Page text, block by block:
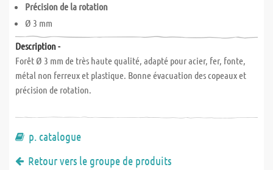
Précision de la rotation
Ø 3 mm
Description -
Forêt Ø 3 mm de très haute qualité, adapté pour acier, fer, fonte,
métal non ferreux et plastique. Bonne évacuation des copeaux et
précision de rotation.
p. catalogue
Retour vers le groupe de produits